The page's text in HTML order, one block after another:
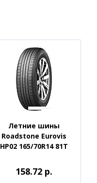
Летние шины
Roadstone Eurovis
HP02 165/70R14 81T
158.72 р.